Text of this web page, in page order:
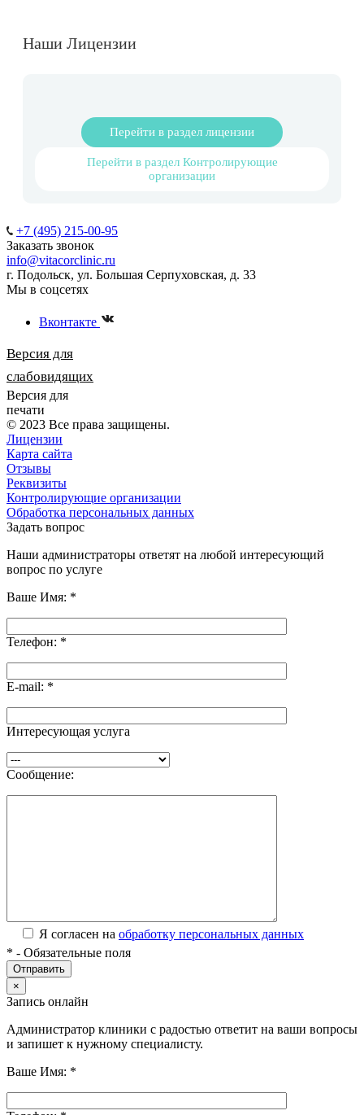
Наши Лицензии
Перейти в раздел лицензии
Перейти в раздел Контролирующие
организации
+7 (495) 215-00-95
Заказать звонок
info@vitacorclinic.ru
г. Подольск, ул. Большая Серпуховская, д. 33
Мы в соцсетях
Вконтакте
Версия для
слабовидящих
Версия для
печати
© 2023 Все права защищены.
Лицензии
Карта сайта
Отзывы
Реквизиты
Контролирующие организации
Обработка персональных данных
Задать вопрос
Наши администраторы ответят на любой интересующий
вопрос по услуге
Ваше Имя: *
Телефон: *
E-mail: *
Интересующая услуга
Сообщение:
Я согласен на обработку персональных данных
* - Обязательные поля
×
Запись онлайн
Администратор клиники с радостью ответит на ваши вопросы
и запишет к нужному специалисту.
Ваше Имя: *